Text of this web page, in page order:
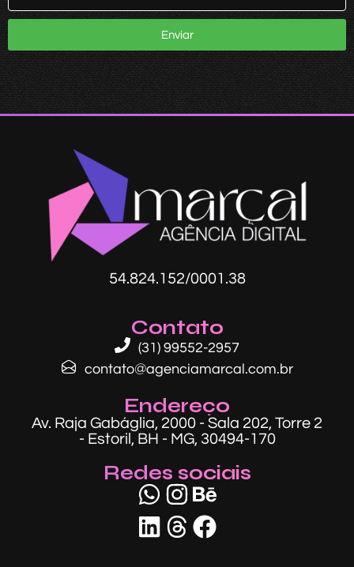
Enviar
54.824.152/0001.38​
Contato
(31) 99552-2957
contato@agenciamarcal.com.br
Endereço
Av. Raja Gabáglia, 2000 - Sala 202, Torre 2
- Estoril, BH - MG, 30494-170
Redes sociais